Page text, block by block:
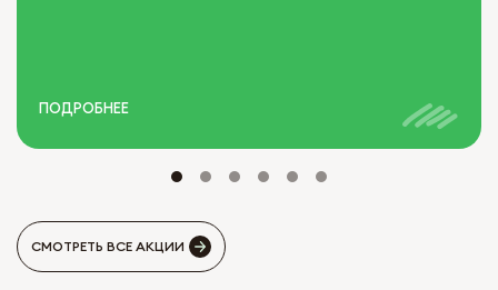
ПОДРОБНЕЕ
СМОТРЕТЬ ВСЕ АКЦИИ